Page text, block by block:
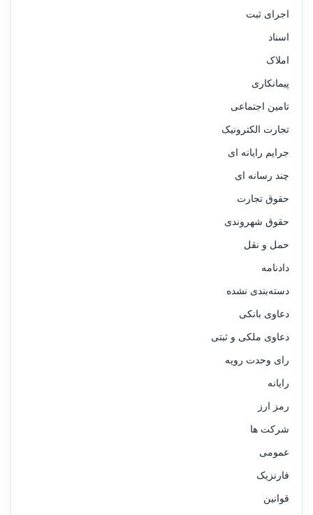
اجرای ثبت
اسناد
املاک
پیمانکاری
تامین اجتماعی
تجارت الکترونیک
جرایم رایانه ای
چند رسانه ای
حقوق تجارت
حقوق شهروندی
حمل و نقل
دادنامه
دسته‌بندی نشده
دعاوی بانکی
دعاوی ملکی و ثبتی
رای وحدت رویه
رایانه
رمز ارز
شرکت ها
عمومی
فارنزیک
قوانین